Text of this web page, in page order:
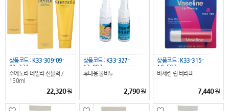
상품코드 :K33-309-09-
02_334
수에노라 데일리 선블럭 /
150ml
22,320원
상품코드 :K33-327-
13_097
휴대용 물비누
2,790원
상품코드 :K33-315-
10_503
바세린 립 테라피
7,440원